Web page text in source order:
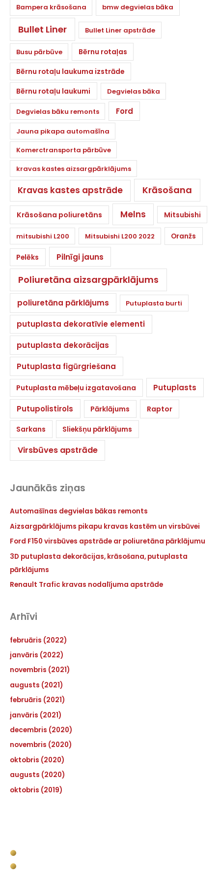
Bampera krāsošana bmw degvielas bāka
Bullet Liner Bullet Liner apstrāde
Busu pārbūve
Bērnu rotaļas
Bērnu rotaļu laukuma izstrāde
Bērnu rotaļu laukumi
Degvielas bāka
Degvielas bāku remonts Ford
Jauna pikapa automašīna
Komerctransporta pārbūve
kravas kastes aizsargpārklājums
Kravas kastes apstrāde Krāsošana
Krāsošana poliuretāns Melns Mitsubishi
mitsubishi L200 Mitsubishi L200 2022 Oranžs
Pelēks Pilnīgi jauns
Poliuretāna aizsargpārklājums
poliuretāna pārklājums Putuplasta burti
putuplasta dekoratīvie elementi
putuplasta dekorācijas
Putuplasta figūrgriešana
Putuplasta mēbeļu izgatavošana Putuplasts
Putupolistirols Pārklājums Raptor
Sarkans Sliekšņu pārklājums
Virsbūves apstrāde
Jaunākās ziņas
Automašīnas degvielas bākas remonts
Aizsargpārklājums pikapu kravas kastēm un virsbūvei
Ford F150 virsbūves apstrāde ar poliuretāna pārklājumu
3D putuplasta dekorācijas, krāsošana, putuplasta
pārklājums
Renault Trafic kravas nodalījuma apstrāde
Arhīvi
februāris (2022)
janvāris (2022)
novembris (2021)
augusts (2021)
februāris (2021)
janvāris (2021)
decembris (2020)
novembris (2020)
oktobris (2020)
augusts (2020)
oktobris (2019)